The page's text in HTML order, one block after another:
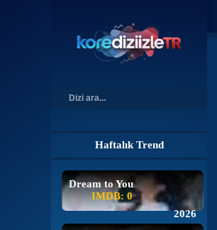
Haftalık Trend
Dream to You
IMDB: 0
2026